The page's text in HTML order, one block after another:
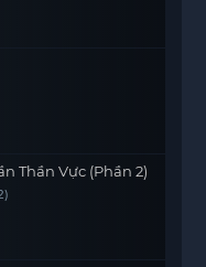
Thần Vực (Phần 2)